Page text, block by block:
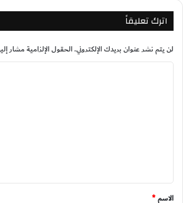
اترك تعليقاً
لن يتم نشر عنوان بريدك الإلكتروني.الحقول الإلزامية مشار
*
الاسم*